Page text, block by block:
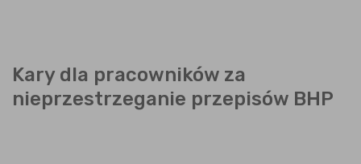
Kary dla pracowników za
nieprzestrzeganie przepisów BHP